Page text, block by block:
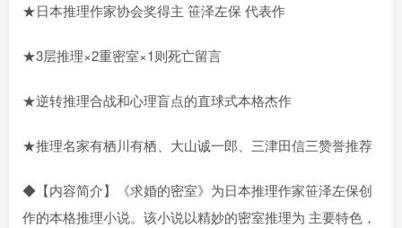
★日本推理作家协会奖得主 笹泽左保 代表作
★3层推理×2重密室×1则死亡留言
★逆转推理合战和心理盲点的直球式本格杰作
★推理名家有栖川有栖、大山诚一郎、三津田信三赞誉推荐
◆【内容简介】《求婚的密室》为日本推理作家笹泽左保创
作的本格推理小说。该小说以精妙的密室推理为 主要特色，